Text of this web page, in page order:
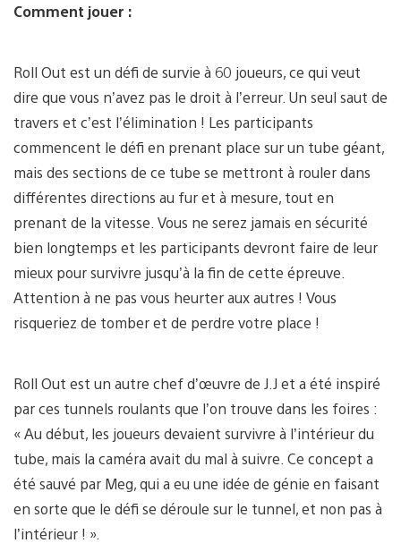
Comment jouer :
Roll Out est un défi de survie à 60 joueurs, ce qui veut
dire que vous n’avez pas le droit à l’erreur. Un seul saut de
travers et c’est l’élimination ! Les participants
commencent le défi en prenant place sur un tube géant,
mais des sections de ce tube se mettront à rouler dans
différentes directions au fur et à mesure, tout en
prenant de la vitesse. Vous ne serez jamais en sécurité
bien longtemps et les participants devront faire de leur
mieux pour survivre jusqu’à la fin de cette épreuve.
Attention à ne pas vous heurter aux autres ! Vous
risqueriez de tomber et de perdre votre place !
Roll Out est un autre chef d’œuvre de J.J et a été inspiré
par ces tunnels roulants que l’on trouve dans les foires :
« Au début, les joueurs devaient survivre à l’intérieur du
tube, mais la caméra avait du mal à suivre. Ce concept a
été sauvé par Meg, qui a eu une idée de génie en faisant
en sorte que le défi se déroule sur le tunnel, et non pas à
l’intérieur ! ».